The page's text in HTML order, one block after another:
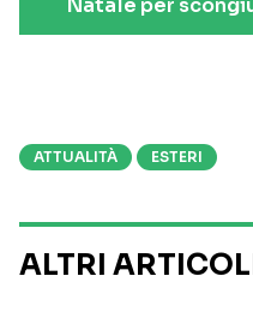
Natale per
ATTUALITÀ ESTERI
ALTRI